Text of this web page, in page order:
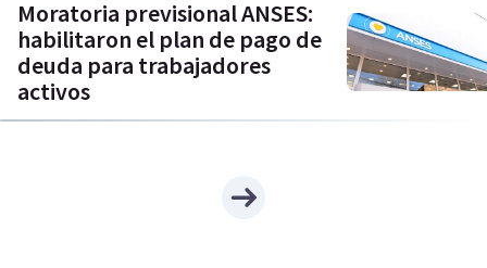
Moratoria previsional ANSES:
habilitaron el plan de pago de
deuda para trabajadores
activos